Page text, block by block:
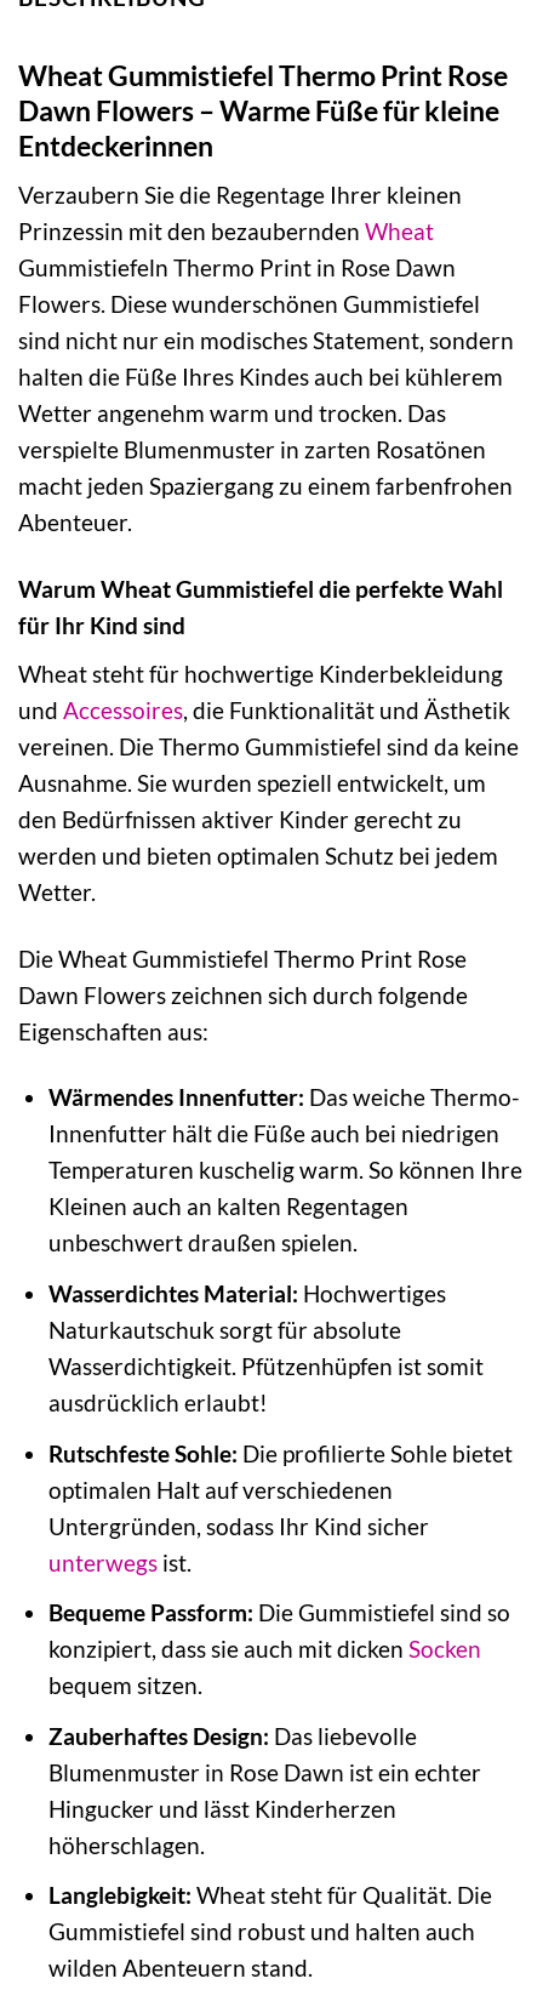
Wheat Gummistiefel Thermo Print Rose
Dawn Flowers – Warme Füße für kleine
Entdeckerinnen
Verzaubern Sie die Regentage Ihrer kleinen
Prinzessin mit den bezaubernden Wheat
Gummistiefeln Thermo Print in Rose Dawn
Flowers. Diese wunderschönen Gummistiefel
sind nicht nur ein modisches Statement, sondern
halten die Füße Ihres Kindes auch bei kühlerem
Wetter angenehm warm und trocken. Das
verspielte Blumenmuster in zarten Rosatönen
macht jeden Spaziergang zu einem farbenfrohen
Abenteuer.
Warum Wheat Gummistiefel die perfekte Wahl
für Ihr Kind sind
Wheat steht für hochwertige Kinderbekleidung
und Accessoires , die Funktionalität und Ästhetik
vereinen. Die Thermo Gummistiefel sind da keine
Ausnahme. Sie wurden speziell entwickelt, um
den Bedürfnissen aktiver Kinder gerecht zu
werden und bieten optimalen Schutz bei jedem
Wetter.
Die Wheat Gummistiefel Thermo Print Rose
Dawn Flowers zeichnen sich durch folgende
Eigenschaften aus:
Wärmendes Innenfutter: Das weiche Thermo-
Innenfutter hält die Füße auch bei niedrigen
Temperaturen kuschelig warm. So können Ihre
Kleinen auch an kalten Regentagen
unbeschwert draußen spielen.
Wasserdichtes Material: Hochwertiges
Naturkautschuk sorgt für absolute
Wasserdichtigkeit. Pfützenhüpfen ist somit
ausdrücklich erlaubt!
Rutschfeste Sohle: Die profilierte Sohle bietet
optimalen Halt auf verschiedenen
Untergründen, sodass Ihr Kind sicher
unterwegsist.
Bequeme Passform: Die Gummistiefel sind so
konzipiert, dass sie auch mit dicken Socken
bequem sitzen.
Zauberhaftes Design: Das liebevolle
Blumenmuster in Rose Dawn ist ein echter
Hingucker und lässt Kinderherzen
höherschlagen.
Langlebigkeit: Wheat steht für Qualität. Die
Gummistiefel sind robust und halten auch
wilden Abenteuern stand.